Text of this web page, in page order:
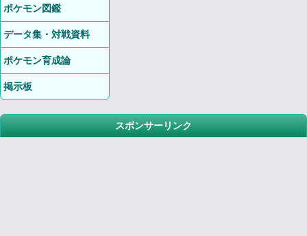
ポケモン図鑑
データ集・対戦資料
ポケモン育成論
掲示板
スポンサーリンク